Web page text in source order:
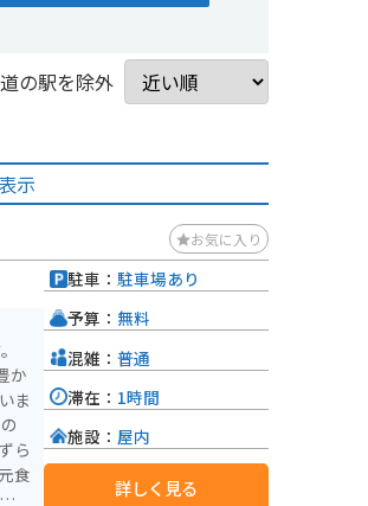
道の駅を除外
示
お気に入り
か
ま
ら
食
味
駐車： 駐車場あり
予算： 無料
混雑： 普通
滞在： 1時間
施設： 屋内
詳しく見る